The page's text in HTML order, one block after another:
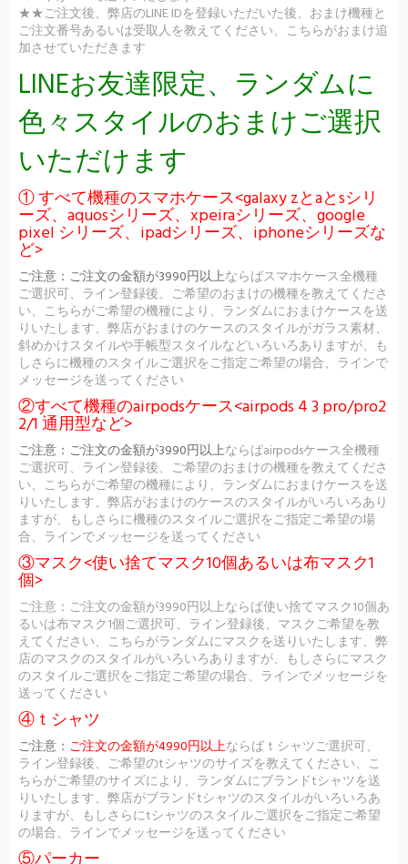
★★ご注文後、弊店のLINE IDを登録いただいた後、おまけ機種と
ご注文番号あるいは受取人を教えてください、こちらがおまけ追
加させていただきます
LINEお友達限定、ランダムに
色々スタイルのおまけご選択
いただけます
① すべて機種のスマホケース<galaxy zとaとsシリ
ーズ、aquosシリーズ、xpeiraシリーズ、google
pixel シリーズ、ipadシリーズ、iphoneシリーズな
ど>
ご注意： ご注文の金額が3990円以上ならばスマホケース全機種
ご選択可、ライン登録後、ご希望のおまけの機種を教えてくださ
い、こちらがご希望の機種により、ランダムにおまけケースを送
りいたします、弊店がおまけのケースのスタイルがガラス素材、
斜めかけスタイルや手帳型スタイルなどいろいろありますが、も
しさらに機種のスタイルご選択をご指定ご希望の場合、ラインで
メッセージを送ってください
②すべて機種のairpodsケース<airpods 4 3 pro/pro2
2/1 通用型など>
ご注意： ご注文の金額が3990円以上ならばairpodsケース全機種
ご選択可、ライン登録後、ご希望のおまけの機種を教えてくださ
い、こちらがご希望の機種により、ランダムにおまけケースを送
りいたします、弊店がおまけのケースのスタイルがいろいろあり
ますが、もしさらに機種のスタイルご選択をご指定ご希望の場
合、ラインでメッセージを送ってください
③マスク<使い捨てマスク10個あるいは布マスク1
個>
ご注意：ご注文の金額が3990円以上ならば使い捨てマスク10個あ
るいは布マスク1個ご選択可、ライン登録後、マスクご希望を教
えてください、こちらがランダムにマスクを送りいたします、弊
店のマスクのスタイルがいろいろありますが、もしさらにマスク
のスタイルご選択をご指定ご希望の場合、ラインでメッセージを
送ってください
④ｔシャツ
ご注意： ご注文の金額が4990円以上ならばｔシャツご選択可、
ライン登録後、ご希望のtシャツのサイズを教えてください、こ
ちらがご希望のサイズにより、ランダムにブランドtシャツを送
りいたします、弊店がブランドtシャツのスタイルがいろいろあ
りますが、もしさらにtシャツのスタイルご選択をご指定ご希望
の場合、ラインでメッセージを送ってください